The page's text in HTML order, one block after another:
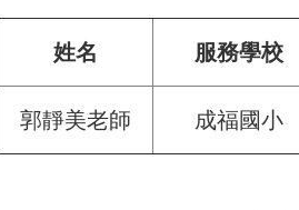
姓名 服務學校
郭靜美老師 成福國小